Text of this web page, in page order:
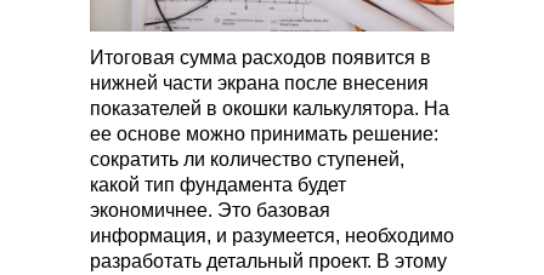
Итоговая сумма расходов появится в
нижней части экрана после внесения
показателей в окошки калькулятора. На
ее основе можно принимать решение:
сократить ли количество ступеней,
какой тип фундамента будет
экономичнее. Это базовая
информация, и разумеется, необходимо
разработать детальный проект. В этому